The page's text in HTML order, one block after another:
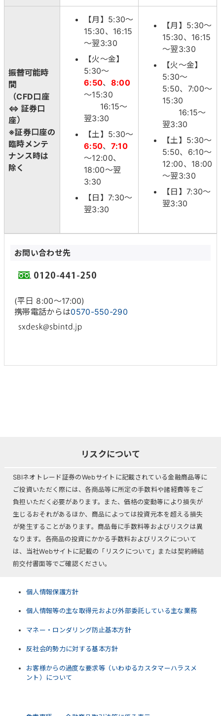
振替可能時
間
（CFD口座
⇔ 証券口
座）
※証券口座の
臨時メンテ
ナンス時は
除く
【月】5:30～
15:30、16:15
～翌3:30
【火～金】
5:30～
6:50、 8:00
～15:30
16:15～
翌3:30
【土】5:30～
6:50、 7:10
～12:00、
18:00～翌
3:30
【日】7:30～
翌3:30
【月】5:30～
15:30、16:15
～翌3:30
【火～金】
5:30～
5:50、7:00～
15:30
16:15～
翌3:30
【土】5:30～
5:50、6:10～
12:00、18:00
～翌3:30
【日】7:30～
翌3:30
お問い合わせ先
(平日 8:00〜17:00)
携帯電話からは0570-550-290
リスクについて
SBIネオトレード証券のWebサイトに記載されている金融商品等に
ご投資いただく際には、各商品等に所定の手数料や諸経費等をご
負担いただく必要があります。また、価格の変動等により損失が
生じるおそれがあるほか、商品によっては投資元本を超える損失
が発生することがあります。商品毎に手数料等およびリスクは異
なります。各商品の投資にかかる手数料およびリスクについて
は、当社Webサイトに記載の「リスクについて」または契約締結
前交付書面等でご確認ください。
個人情報保護方針
個人情報等の主な取得元および外部委託している主な業務
マネー・ロンダリング防止基本方針
反社会的勢力に対する基本方針
お客様からの過度な要求等（いわゆるカスタマーハラスメ
ント）について